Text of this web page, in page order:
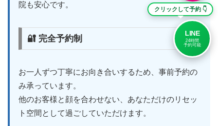
院も安心です。
🔐 完全予約制
お一人ずつ丁寧にお向き合いするため、事前予約の
み承っています。
他のお客様と顔を合わせない、あなただけのリセッ
ト空間として過ごしていただけます。
クリックして予約 👇
LINE
24時間
予約可能